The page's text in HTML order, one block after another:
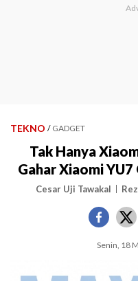
TEKNO / GADGET
Tak Hanya
Gahar Xiaomi
Cesar Uji Tawakal
Senin, 18